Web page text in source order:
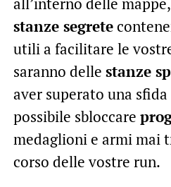
stanze segrete
utili a facilitare le
saranno delle stanze
aver superato una
possibile sbloccare
medaglioni e armi mai
corso delle vostre run.